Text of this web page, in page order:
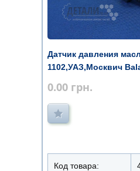
Датчик давления
1102,УАЗ,Москвич
0.00 грн.
Код товара: